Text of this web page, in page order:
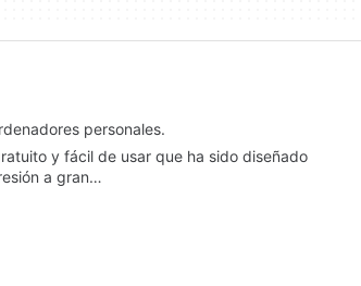
personales.
y fácil de usar que ha sido diseñado
a gran…